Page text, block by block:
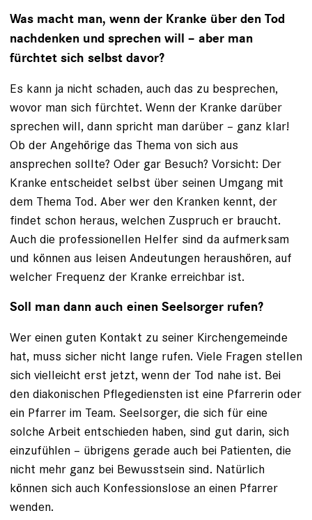
Was macht man, wenn der Kranke über den Tod
nachdenken und sprechen will – aber man
fürchtet sich selbst davor?
Es kann ja nicht schaden, auch das zu besprechen,
wovor man sich fürchtet. Wenn der Kranke darüber
sprechen will, dann spricht man darüber – ganz klar!
Ob der Angehörige das Thema von sich aus
ansprechen sollte? Oder gar Besuch? Vorsicht: Der
Kranke entscheidet selbst über seinen Umgang mit
dem Thema Tod. Aber wer den Kranken kennt, der
findet schon heraus, welchen Zuspruch er braucht.
Auch die professionellen Helfer sind da aufmerksam
und können aus leisen Andeutungen heraushören, auf
welcher Frequenz der Kranke erreichbar ist.
Soll man dann auch einen Seelsorger rufen?
Wer einen guten Kontakt zu seiner Kirchengemeinde
hat, muss sicher nicht lange rufen. Viele Fragen stellen
sich vielleicht erst jetzt, wenn der Tod nahe ist. Bei
den diakonischen Pflegediensten ist eine Pfarrerin oder
ein Pfarrer im Team. Seelsorger, die sich für eine
solche Arbeit entschieden haben, sind gut darin, sich
einzufühlen – übrigens gerade auch bei Patienten, die
nicht mehr ganz bei Bewusstsein sind. Natürlich
können sich auch Konfessionslose an einen Pfarrer
wenden.